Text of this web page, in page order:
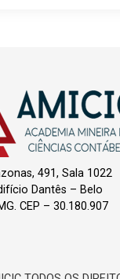
491, Sala 1022
Dantês – Belo
CEP – 30.180.907